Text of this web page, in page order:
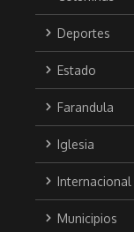
Deportes
Estado
Farandula
Iglesia
Internacional
Municipios